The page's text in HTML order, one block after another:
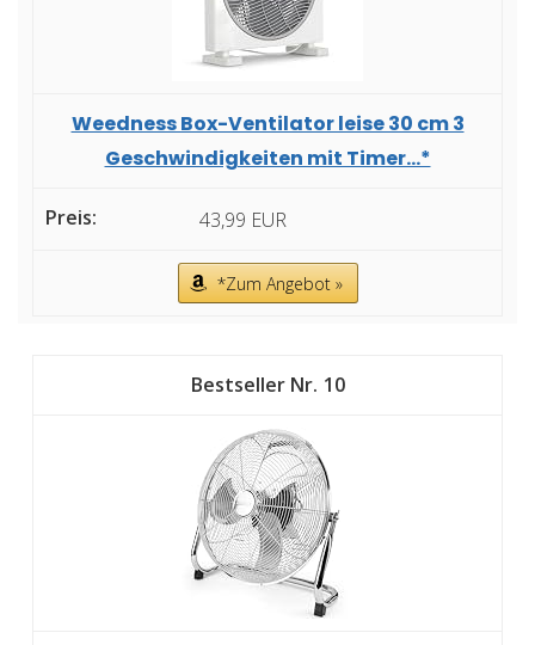
Weedness Box-Ventilator leise 30 cm 3
Geschwindigkeiten mit Timer...*
43,99 EUR
*Zum Angebot »
10